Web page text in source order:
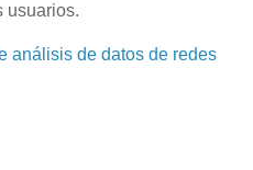
usuarios.
análisis de datos de redes